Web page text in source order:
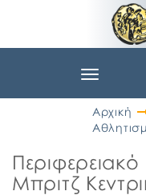
Toggle
Αρχική
Μπριτζ